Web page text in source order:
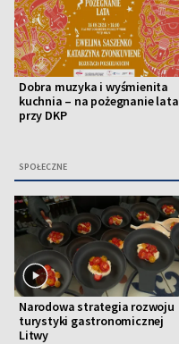
Dobra muzyka i wyśmienita
kuchnia – na pożegnanie lata
przy DKP
SPOŁECZNE
Narodowa strategia rozwoju
turystyki gastronomicznej
Litwy